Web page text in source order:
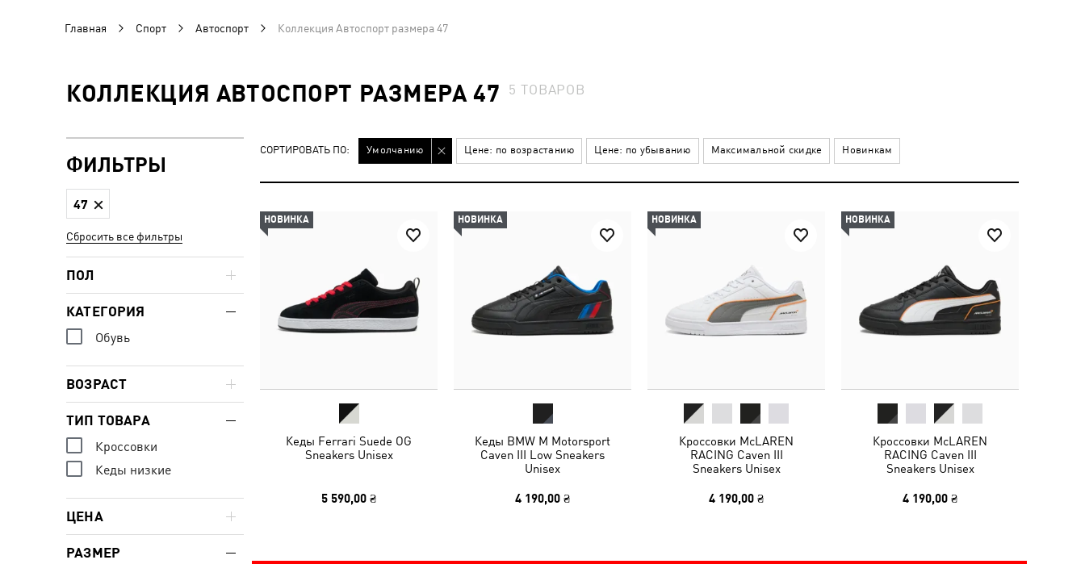
Главная Спорт Автоспорт Коллекция Автоспорт размера 47
КОЛЛЕКЦИЯ АВТОСПОРТ РАЗМЕРА 47 5ТОВАРОВ
СОРТИРОВАТЬ ПО: Умолчанию Цене: по возрастанию Цене: по убыванию Максимальной скидке Новинкам
НОВИНКА
Кеды Ferrari Suede OG
Sneakers Unisex
5 590,00 ₴
НОВИНКА
Кеды BMW M Motorsport
Caven III Low Sneakers
Unisex
4 190,00 ₴
НОВИНКА
Кроссовки McLAREN
RACING Caven III
Sneakers Unisex
4 190,00 ₴
НОВИНКА
Кроссовки McLAREN
RACING Caven III
Sneakers Unisex
4 190,00 ₴
ФИЛЬТРЫ
47
Сбросить все фильтры
ПОЛ
КАТЕГОРИЯ
Обувь
ВОЗРАСТ
ТИП ТОВАРА
Кроссовки
Кеды низкие
ЦЕНА
РАЗМЕР